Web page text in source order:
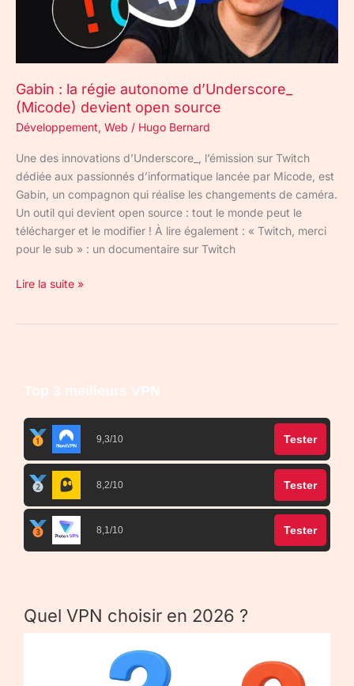
Gabin : la régie autonome d’Underscore_
(Micode) devient open source
Développement, Web / Hugo Bernard
Une des innovations d’Underscore_, l’émission sur Twitch
dédiée aux passionnés d’informatique lancée par Micode, est
Gabin, un compagnon qui réalise les changements de caméra.
Un outil qui devient open source : tout le monde peut le
télécharger et le modifier ! À lire également : « Twitch, merci
pour le sub » : un documentaire sur Twitch
devient
Lire la suite »
Top 3 meilleurs VPN
9,3/10 Tester
8,2/10 Tester
8,1/10 Tester
Quel VPN choisir en 2026 ?